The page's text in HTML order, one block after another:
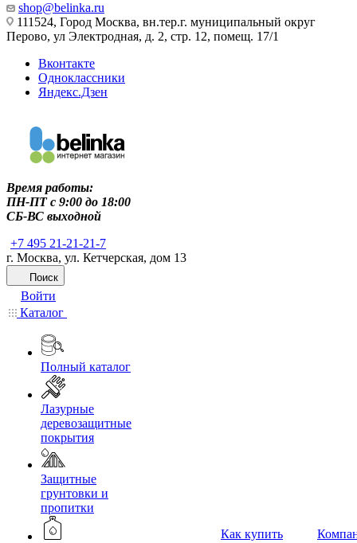
shop@belinka.ru
111524, Город Москва, вн.тер.г. муниципальный округ
Перово, ул Электродная, д. 2, стр. 12, помещ. 17/1
Вконтакте
Одноклассники
Яндекс.Дзен
Время работы:
ПН-ПТ c 9:00 до 18:00
СБ-ВС выходной
+7 495 21-21-21-7
г. Москва, ул. Кетчерская, дом 13
Поиск
Войти
Каталог
Полный каталог
Лазурные
деревозащитные
покрытия
Защитные
грунтовки и
пропитки
Как купить